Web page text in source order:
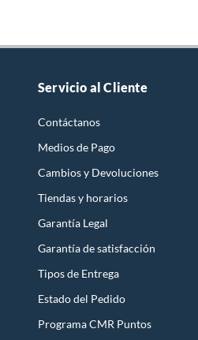
Servicio al Cliente
Contáctanos
Medios de Pago
Cambios y Devoluciones
Tiendas y horarios
Garantía Legal
Garantía de satisfacción
Tipos de Entrega
Estado del Pedido
Programa CMR Puntos